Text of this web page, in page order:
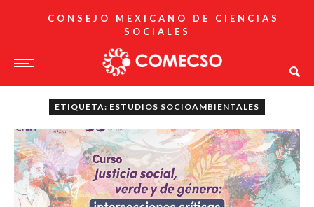
CONSEJO MEXICANO DE CIENCIAS
SOCIALES
ETIQUETA: ESTUDIOS SOCIOAMBIENTALES